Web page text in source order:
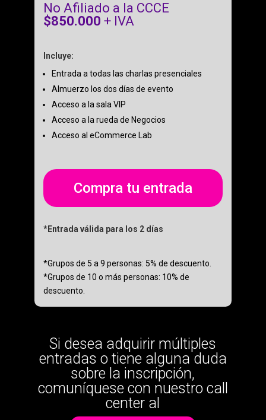
No Afiliado a la CCCE
$850.000 + IVA
Incluye:
Entrada a todas las charlas presenciales
Almuerzo los dos días de evento
Acceso a la sala VIP
Acceso a la rueda de Negocios
Acceso al eCommerce Lab
Compra tu entrada
*Entrada válida para los 2 días
*Grupos de 5 a 9 personas: 5% de descuento.
*Grupos de 10 o más personas: 10% de
descuento.
Si desea adquirir múltiples
entradas o tiene alguna duda
sobre la inscripción,
comuníquese con nuestro call
center al